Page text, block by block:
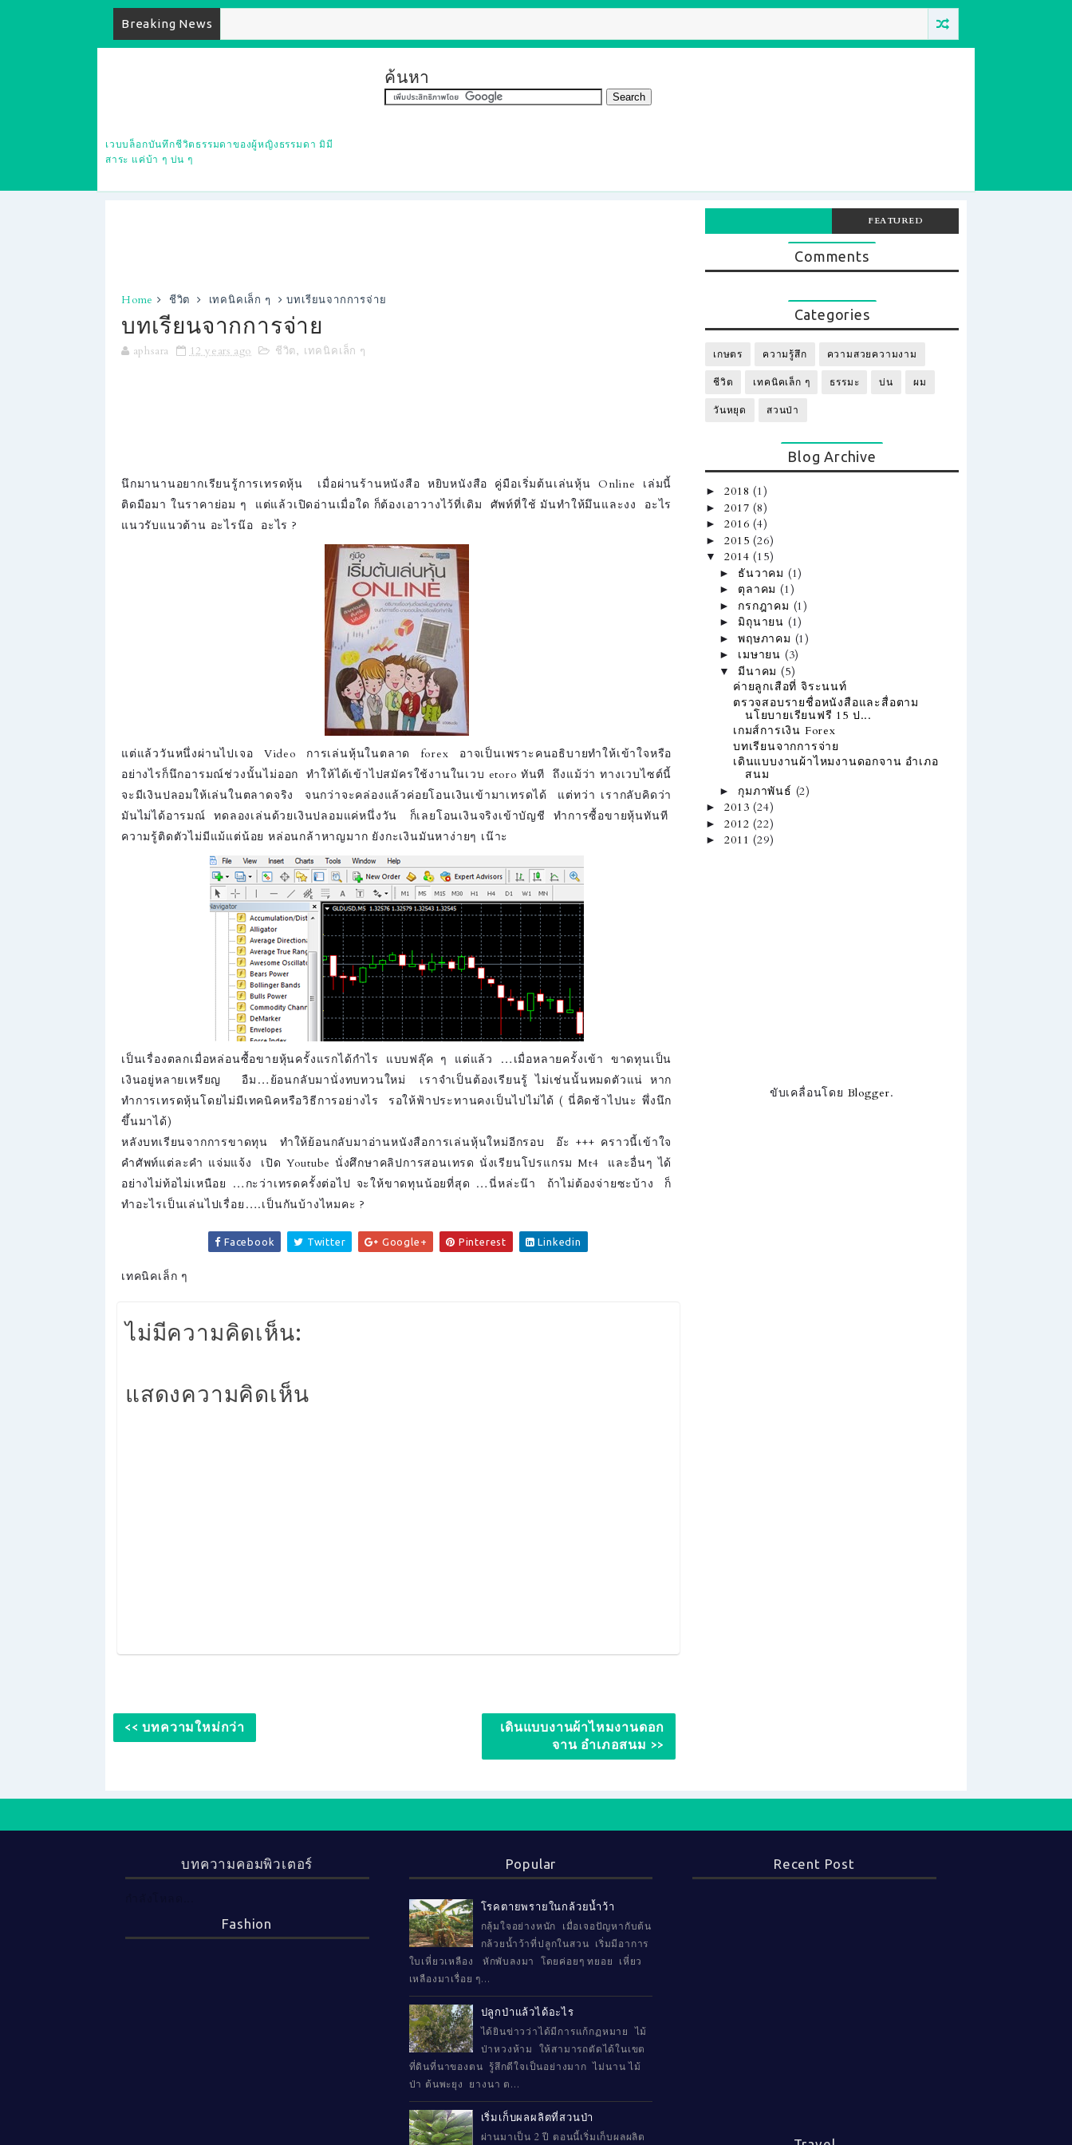
Breaking News
เวบบล็อกบันทึกชีวิตธรรมดาของผู้หญิงธรรมดา มิมี
สาระ แค่บ้า ๆ บ่น ๆ
ค้นหา
Home ชีวิต เทคนิคเล็ก ๆ บทเรียนจากการจ่าย
บทเรียนจากการจ่าย
aphsara 12 years ago ชีวิต, เทคนิคเล็ก ๆ
นึกมานานอยากเรียนรู้การเทรดหุ้น เมื่อผ่านร้านหนังสือ หยิบหนังสือ คู่มือเริ่มต้นเล่นหุ้น Online เล่มนี้
ติดมือมา ในราคาย่อม ๆ แต่แล้วเปิดอ่านเมื่อใด ก็ต้องเอาวางไว้ที่เดิม ศัพท์ที่ใช้ มันทำให้มึนและงง อะไร
แนวรับแนวต้าน อะไรน๊อ อะไร ?
แต่แล้ววันหนึ่งผ่านไปเจอ Video การเล่นหุ้นในตลาด forex อาจเป็นเพราะคนอธิบายทำให้เข้าใจหรือ
อย่างไรก็นึกอารมณ์ช่วงนั้นไม่ออก ทำให้ได้เข้าไปสมัครใช้งานในเวบ etoro ทันที ถึงแม้ว่า ทางเวบไซต์นี้
จะมีเงินปลอมให้เล่นในตลาดจริง จนกว่าจะคล่องแล้วค่อยโอนเงินเข้ามาเทรดได้ แต่ทว่า เรากลับคิดว่า
มันไม่ได้อารมณ์ ทดลองเล่นด้วยเงินปลอมแค่หนึ่งวัน ก็เลยโอนเงินจริงเข้าบัญชี ทำการซื้อขายหุ้นทันที
ความรู้ติดตัวไม่มีแม้แต่น้อย หล่อนกล้าหาญมาก ยังกะเงินมันหาง่ายๆ เน๊าะ
เป็นเรื่องตลกเมื่อหล่อนซื้อขายหุ้นครั้งแรกได้กำไร แบบฟลุ๊ค ๆ แต่แล้ว …เมื่อหลายครั้งเข้า ขาดทุนเป็น
เงินอยู่หลายเหรียญ อืม…ย้อนกลับมานั่งทบทวนใหม่ เราจำเป็นต้องเรียนรู้ ไม่เช่นนั้นหมดตัวแน่ หาก
ทำการเทรดหุ้นโดยไม่มีเทคนิคหรือวิธีการอย่างไร รอให้ฟ้าประทานคงเป็นไปไม่ได้ ( นี่คิดช้าไปนะ พึ่งนึก
ขึ้นมาได้)
หลังบทเรียนจากการขาดทุน ทำให้ย้อนกลับมาอ่านหนังสือการเล่นหุ้นใหม่อีกรอบ อ๊ะ +++ คราวนี้เข้าใจ
คำศัพท์แต่ละคำ แจ่มแจ้ง เปิด Youtube นั่งศึกษาคลิปการสอนเทรด นั่งเรียนโปรแกรม Mt4 และอื่นๆ ได้
อย่างไม่ท้อไม่เหนือย …กะว่าเทรดครั้งต่อไป จะให้ขาดทุนน้อยที่สุด …นี่หล่ะน๊า ถ้าไม่ต้องจ่ายซะบ้าง ก็
ทำอะไรเป็นเล่นไปเรื่อย….เป็นกันบ้างไหมคะ ?
Facebook Twitter Google+ Pinterest Linkedin
เทคนิคเล็ก ๆ
ไม่มีความคิดเห็น:
แสดงความคิดเห็น
<< บทความใหม่กว่า
เดินแบบงานผ้าไหมงานดอก
จาน อำเภอสนม >>
FEATURED
Comments
Categories
เกษตร ความรู้สึก ความสวยความงาม
ชีวิต เทคนิคเล็ก ๆ ธรรมะ บ่น ผม
วันหยุด สวนป่า
Blog Archive
►2018(1)
►2017(8)
►2016(4)
►2015(26)
▼2014(15)
► ธันวาคม (1)
► ตุลาคม(1)
► กรกฎาคม (1)
►มิถุนายน (1)
►พฤษภาคม (1)
► เมษายน (3)
▼มีนาคม(5)
ค่ายลูกเสือที่ จิระนนท์
ตรวจสอบรายชื่อหนังสือและสื่อตาม
นโยบายเรียนฟรี 15 ป...
เกมส์การเงิน Forex
บทเรียนจากการจ่าย
เดินแบบงานผ้าไหมงานดอกจาน อำเภอ
สนม
► กุมภาพันธ์ (2)
►2013(24)
►2012(22)
►2011(29)
ขับเคลื่อนโดย Blogger.
บทความคอมพิวเตอร์
Fashion
Popular
โรคตายพรายในกล้วยน้ำว้า
กลุ้มใจอย่างหนัก เมื่อเจอปัญหากับต้น
กล้วยน้ำว้าที่ปลูกในสวน เริ่มมีอาการ
ใบเหี่ยวเหลือง หักพับลงมา โดยค่อยๆ ทยอย เหี่ยว
เหลืองมาเรื่อย ๆ...
ปลูกป่าแล้วได้อะไร
ได้ยินข่าวว่าได้มีการแก้กฏหมาย ไม้
ป่าหวงห้าม ให้สามารถตัดได้ในเขต
ที่ดินที่นาของตน รู้สึกดีใจเป็นอย่างมาก ไม่นาน ไม้
ป่า ต้นพะยุง ยางนา ต...
เริ่มเก็บผลผลิตที่สวนป่า
ผ่านมาเป็น 2 ปี ตอนนี้เริ่มเก็บผลผลิต
Recent Post